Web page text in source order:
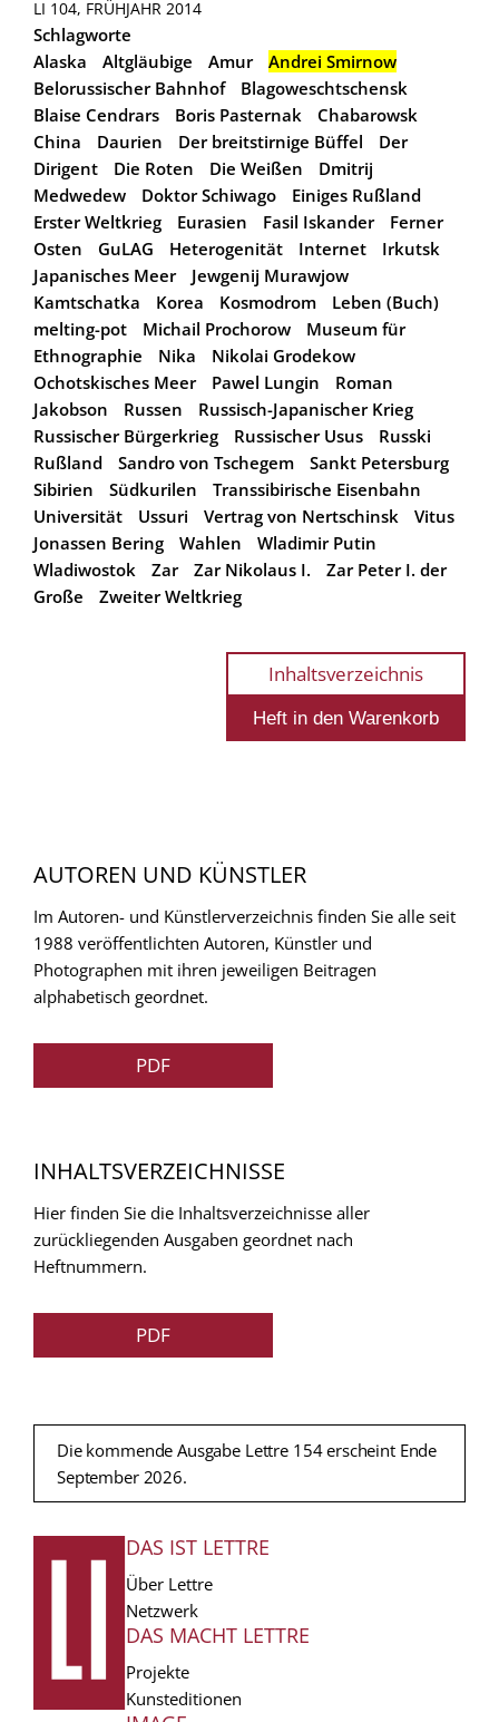
LI 104, FRÜHJAHR 2014
Schlagworte
Alaska
Altgläubige Amur
Andrei Smirnow
Belorussischer Bahnhof
Blagoweschtschensk
Blaise Cendrars
Boris Pasternak
Chabarowsk
China
Daurien Der breitstirnige Büffel
Der
Dirigent
Die Roten Die Weißen
Dmitrij
Medwedew
Doktor Schiwago
Einiges Rußland
Erster Weltkrieg
Eurasien Fasil Iskander
Ferner
Osten
GuLAG Heterogenität Internet
Irkutsk
Japanisches Meer
Jewgenij Murawjow
Kamtschatka
Korea Kosmodrom
Leben (Buch)
melting-pot
Michail Prochorow
Museum für
Ethnographie
Nika
Nikolai Grodekow
Ochotskisches Meer
Pawel Lungin
Roman
Jakobson
Russen
Russisch-Japanischer Krieg
Russischer Bürgerkrieg
Russischer Usus
Russki
Rußland
Sandro von Tschegem
Sankt Petersburg
Sibirien
Südkurilen
Transsibirische Eisenbahn
Universität
Ussuri Vertrag von Nertschinsk
Vitus
Jonassen Bering
Wahlen
Wladimir Putin
Wladiwostok
Zar Zar Nikolaus I.
Zar Peter I. der
Große
Zweiter Weltkrieg
Inhaltsverzeichnis
AUTOREN UND KÜNSTLER
Im Autoren- und Künstlerverzeichnis finden Sie alle seit
1988 veröffentlichten Autoren, Künstler und
Photographen mit ihren jeweiligen Beitragen
alphabetisch geordnet.
PDF
INHALTSVERZEICHNISSE
Hier finden Sie die Inhaltsverzeichnisse aller
zurückliegenden Ausgaben geordnet nach
Heftnummern.
PDF
Die kommende Ausgabe Lettre 154 erscheint Ende
September 2026.
FUSSZEILE
DAS IST LETTRE
Über Lettre
Netzwerk
DAS MACHT LETTRE
Projekte
Kunsteditionen